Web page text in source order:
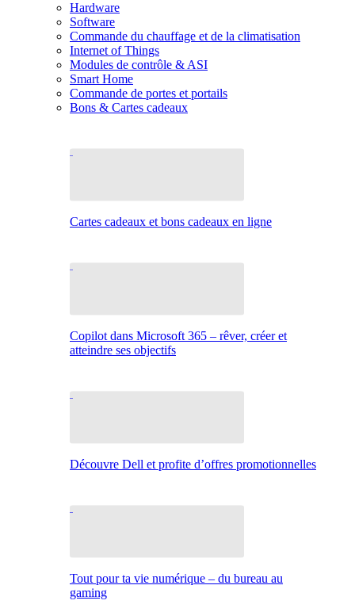
Hardware
Software
Commande du chauffage et de la climatisation
Internet of Things
Modules de contrôle & ASI
Smart Home
Commande de portes et portails
Bons & Cartes cadeaux
Cartes cadeaux et bons cadeaux en ligne
Copilot dans Microsoft 365 – rêver, créer et
atteindre ses objectifs
Découvre Dell et profite d’offres promotionnelles
Tout pour ta vie numérique – du bureau au
gaming